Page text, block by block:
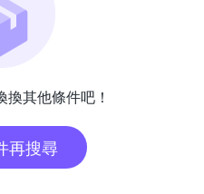
其他條件吧！
再搜尋